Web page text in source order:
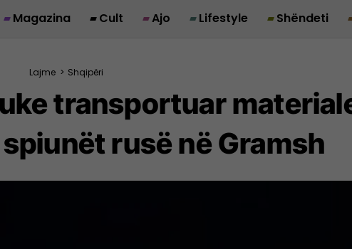
Magazina Cult Ajo Lifestyle Shëndeti
Lajme > Shqipëri
transportuar
rusë në Gramsh